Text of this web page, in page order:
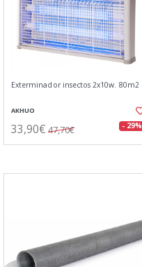
Exterminador insectos 2x10w. 80m2
AKHUO
33,90€ 47,70€ - 29%